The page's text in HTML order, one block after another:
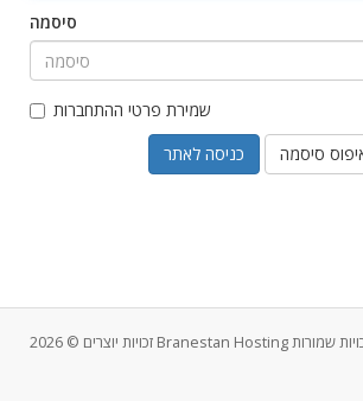
סיסמה
שמירת פרטי ההתחברות
סיסמה